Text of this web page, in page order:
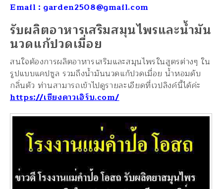
Email : garden2508@gmail.com
รับผลิตอาหารเสริมสมุนไพรและน้ำมัน
นวดแก้ปวดเมื่อย
สนใจต้องการผลิตอาหารเสริมและสมุนไพรในสูตรต่างๆ ใน
รูปแบบแคปซูล รวมถึงน้ำมันนวดแก้ปวดเมื่อย น้ำหอมดับ
กลิ่นตัว ท่านสามารถเข้าไปดูรายละเอียดที่เวปลิงค์นี้ได้ค่ะ
https://เชียงดาวเฮิร์บ.com/